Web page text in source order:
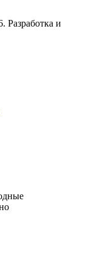
Разработка и